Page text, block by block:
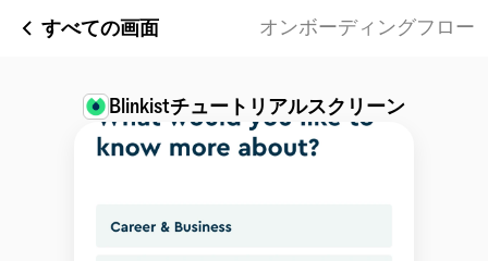
すべての画面 オンボーディングフロー
Blinkistチュートリアルスクリーン